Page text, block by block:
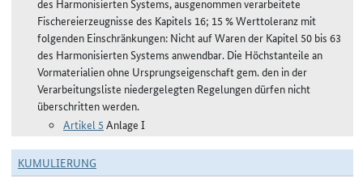
des Harmonisierten Systems, ausgenommen verarbeitete
Fischereierzeugnisse des Kapitels 16; 15 % Werttoleranz mit
folgenden Einschränkungen: Nicht auf Waren der Kapitel 50 bis 63
des Harmonisierten Systems anwendbar. Die Höchstanteile an
Vormaterialien ohne Ursprungseigenschaft gem. den in der
Verarbeitungsliste niedergelegten Regelungen dürfen nicht
überschritten werden.
Artikel 5 Anlage I
KUMULIERUNG